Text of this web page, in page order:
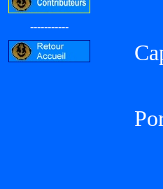
-----------